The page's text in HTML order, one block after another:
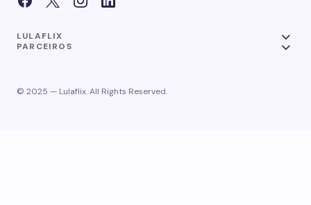
LULAFLIX
PARCEIROS
© 2025 — Lulaflix. All Rights Reserved.